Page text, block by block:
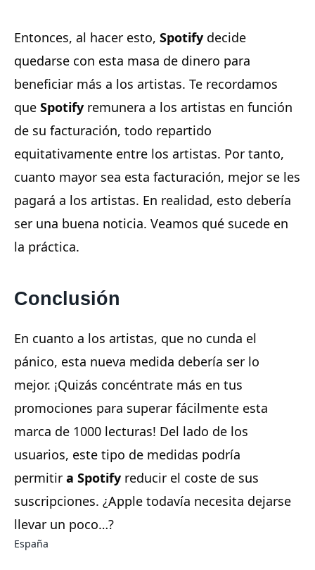
Entonces, al hacer esto, Spotify decide
quedarse con esta masa de dinero para
beneficiar más a los artistas. Te recordamos
que Spotify remunera a los artistas en función
de su facturación, todo repartido
equitativamente entre los artistas. Por tanto,
cuanto mayor sea esta facturación, mejor se les
pagará a los artistas. En realidad, esto debería
ser una buena noticia. Veamos qué sucede en
la práctica.
Conclusión
En cuanto a los artistas, que no cunda el
pánico, esta nueva medida debería ser lo
mejor. ¡Quizás concéntrate más en tus
promociones para superar fácilmente esta
marca de 1000 lecturas! Del lado de los
usuarios, este tipo de medidas podría
permitir a Spotify reducir el coste de sus
suscripciones. ¿Apple todavía necesita dejarse
llevar un poco…?
España